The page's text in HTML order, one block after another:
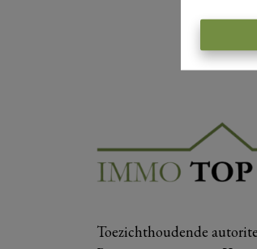
Toezichthoudende